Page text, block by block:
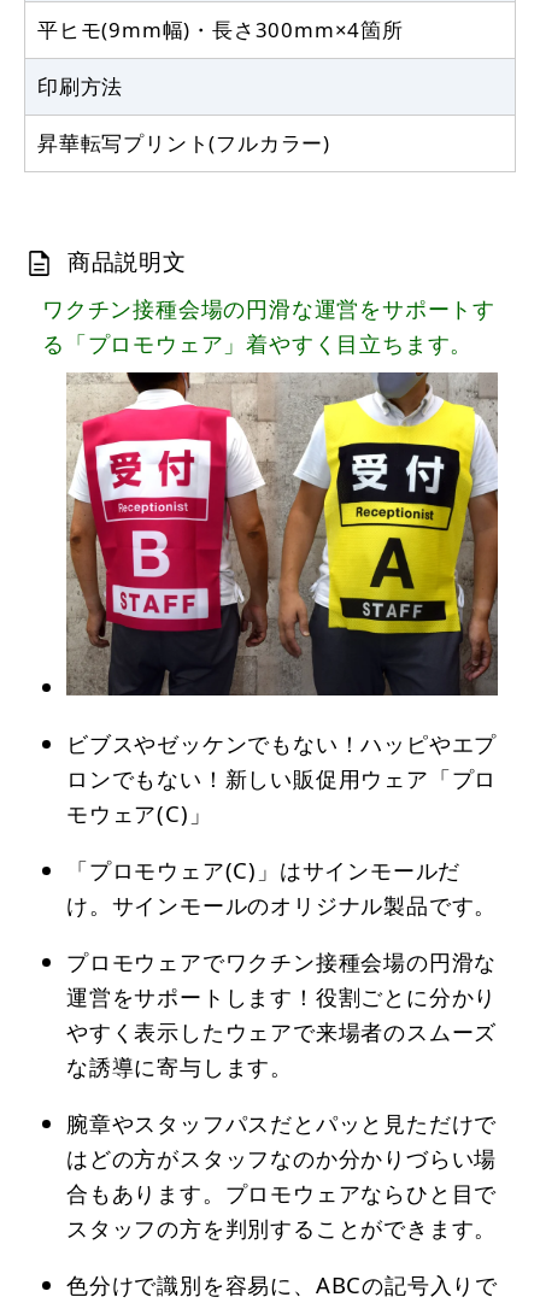
平ヒモ(9mm幅)・長さ300mm×4箇所
印刷方法
昇華転写プリント(フルカラー)
商品説明文
ワクチン接種会場の円滑な運営をサポートす
る「プロモウェア」着やすく目立ちます。
ビブスやゼッケンでもない！ハッピやエプ
ロンでもない！新しい販促用ウェア「プロ
モウェア(C)」
「プロモウェア(C)」はサインモールだ
け。サインモールのオリジナル製品です。
プロモウェアでワクチン接種会場の円滑な
運営をサポートします！役割ごとに分かり
やすく表示したウェアで来場者のスムーズ
な誘導に寄与します。
腕章やスタッフパスだとパッと見ただけで
はどの方がスタッフなのか分かりづらい場
合もあります。プロモウェアならひと目で
スタッフの方を判別することができます。
色分けで識別を容易に、ABCの記号入りで